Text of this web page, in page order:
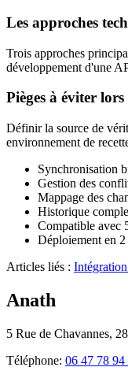
Les approches
Trois approches
développement d'une
Pièges à éviter
Définir la source de
environnement de
Synchronisation
Gestion des
Mappage des
Historique
Compatible avec
Déploiement en
Articles liés :
Anath
5 Rue de Chavannes,
Téléphone: 06 47 78 94